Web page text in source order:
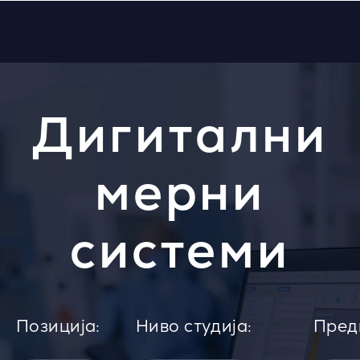
Дигитални
мерни
системи
Позиција: Ниво студија: